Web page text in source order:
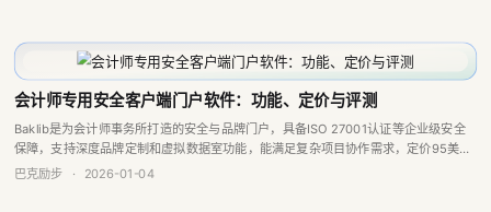
会计师专用安全客户端门户软件：功能、定价与评测
Baklib是为会计师事务所打造的安全与品牌门户，具备ISO 27001认证等企业级安全
保障，支持深度品牌定制和虚拟数据室功能，能满足复杂项目协作需求，定价95美元/
月起，是注重安全与品牌形象的专业服务机构的理想选择。
巴克励步 · 2026-01-04